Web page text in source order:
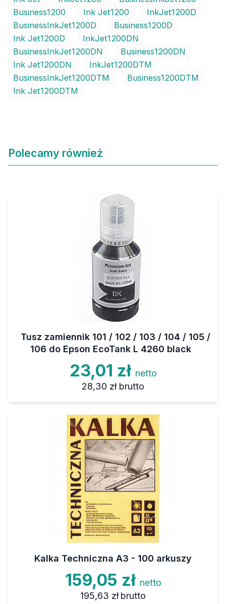
Business1200
Ink Jet1200
InkJet1200D
BusinessInkJet1200D
Business1200D
Ink Jet1200D
InkJet1200DN
BusinessInkJet1200DN
Business1200DN
Ink Jet1200DN
InkJet1200DTM
BusinessInkJet1200DTM
Business1200DTM
Ink Jet1200DTM
Polecamy również
Tusz zamiennik 101 / 102 / 103 / 104 / 105 /
106 do Epson EcoTank L 4260 black
23,01 zł netto
28,30 zł brutto
Kalka Techniczna A3 - 100 arkuszy
159,05 zł netto
195,63 zł brutto